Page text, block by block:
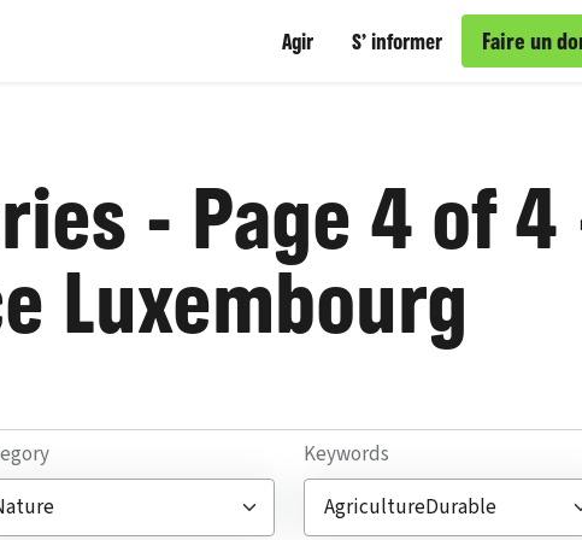
Agir S’ informer Faire un
- Page 4 of 4
Luxembourg
Keywords